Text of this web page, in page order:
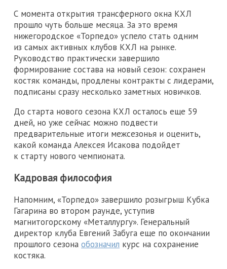
С момента открытия трансферного окна КХЛ
прошло чуть больше месяца. За это время
нижегородское «Торпедо» успело стать одним
из самых активных клубов КХЛ на рынке.
Руководство практически завершило
формирование состава на новый сезон: сохранен
костяк команды, продлены контракты с лидерами,
подписаны сразу несколько заметных новичков.
До старта нового сезона КХЛ осталось еще 59
дней, но уже сейчас можно подвести
предварительные итоги межсезонья и оценить,
какой команда Алексея Исакова подойдет
к старту нового чемпионата.
Кадровая философия
Напомним, «Торпедо» завершило розыгрыш Кубка
Гагарина во втором раунде, уступив
магнитогорскому «Металлургу». Генеральный
директор клуба Евгений Забуга еще по окончании
прошлого сезона обозначил курс на сохранение
костяка.